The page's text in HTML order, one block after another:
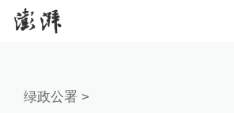
绿政公署 >